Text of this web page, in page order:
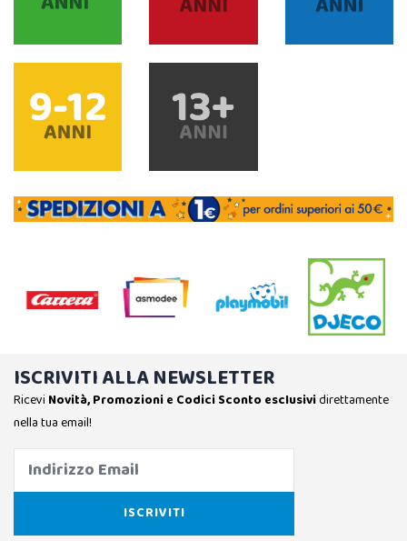
ISCRIVITI ALLA NEWSLETTER
Ricevi Novità, Promozioni e Codici Sconto esclusividirettamente
nella tua email!